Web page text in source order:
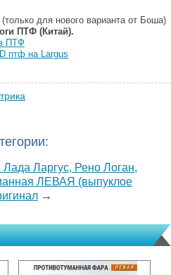
(только для нового варианта от Боша)
ПТФ (Китай).
ПТФ
птф на Largus
Ларгус, Рено Логан,
ЛЕВАЯ (выпуклое
→